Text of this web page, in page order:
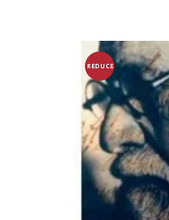
REDUCE
RE!